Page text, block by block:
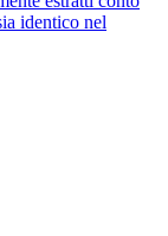
identico nel